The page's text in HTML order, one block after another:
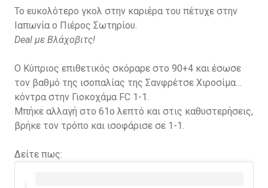
Το ευκολότερο γκολ στην καριέρα του πέτυχε στην
Ιαπωνία ο Πιέρος Σωτηρίου.
Deal με Βλάχοβιτς!
Ο Κύπριος επιθετικός σκόραρε στο 90+4 και έσωσε
τον βαθμό της ισοπαλίας της Σανφρέτσε Χιροσίμα
κόντρα στην Γιοκοχάμα FC 1-1.
Μπήκε αλλαγή στο 61ο λεπτό και στις καθυστερήσεις,
βρήκε τον τρόπο και ισοφάρισε σε 1-1.
Δείτε πως: